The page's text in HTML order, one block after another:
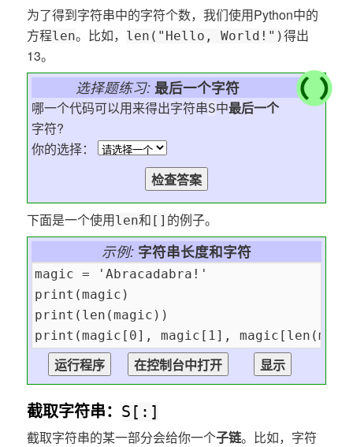
为了得到字符串中的字符个数，我们使用Python中的
方程len。比如， len("Hello, World!")得出
13。
选择题练习: 最后一个字符
哪一个代码可以用来得出字符串S中最后一个
字符?
你的选择：
下面是一个使用len和 [] 的例子。
示例: 字符串长度和字符
截取字符串： S[:]
截取字符串的某一部分会给你一个子链。比如，字符